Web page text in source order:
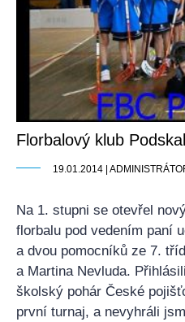
Florbalový klub
19.01.2014 |
Na 1. stupni se otevřel
florbalu pod vedením paní
a dvou pomocníků ze 7.
a Martina Nevluda.
školský pohár České
první turnaj, a nevyhráli